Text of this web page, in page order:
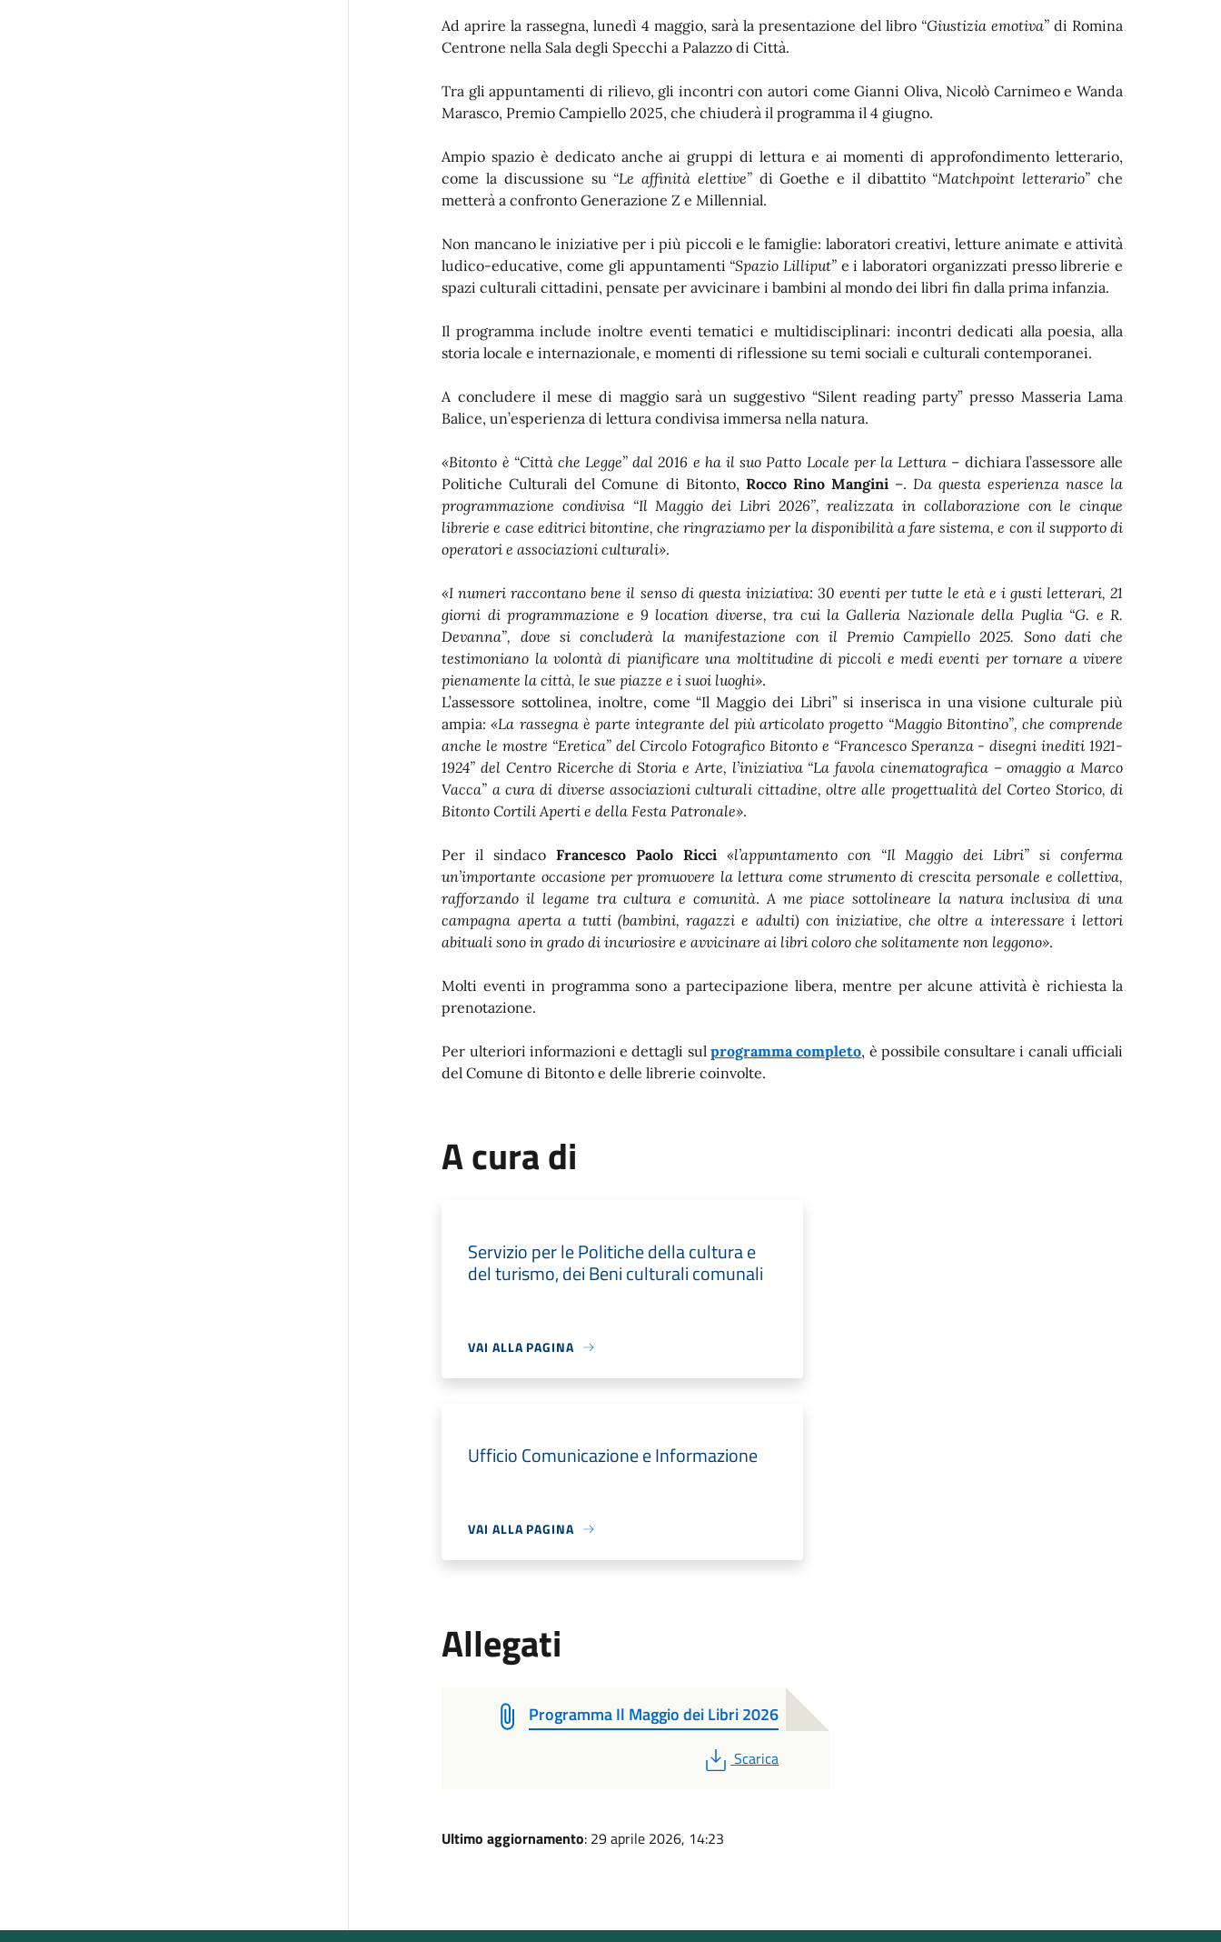
Ad aprire la rassegna, lunedì 4 maggio, sarà la presentazione del libro “Giustizia emotiva” di Romina
Centrone nella Sala degli Specchi a Palazzo di Città.
Tra gli appuntamenti di rilievo, gli incontri con autori come Gianni Oliva, Nicolò Carnimeo e Wanda
Marasco, Premio Campiello 2025, che chiuderà il programma il 4 giugno.
Ampio spazio è dedicato anche ai gruppi di lettura e ai momenti di approfondimento letterario,
come la discussione su “Le affinità elettive”di Goethe e il dibattito “Matchpoint letterario” che
metterà a confronto Generazione Z e Millennial.
Non mancano le iniziative per i più piccoli e le famiglie: laboratori creativi, letture animate e attività
ludico-educative, come gli appuntamenti “Spazio Lilliput”e i laboratori organizzati presso librerie e
spazi culturali cittadini, pensate per avvicinare i bambini al mondo dei libri fin dalla prima infanzia.
Il programma include inoltre eventi tematici e multidisciplinari: incontri dedicati alla poesia, alla
storia locale e internazionale, e momenti di riflessione su temi sociali e culturali contemporanei.
A concludere il mese di maggio sarà un suggestivo “Silent reading party” presso Masseria Lama
Balice, un’esperienza di lettura condivisa immersa nella natura.
«Bitonto è “Città che Legge” dal 2016 e ha il suo Patto Locale per la Lettura – dichiara l’assessore alle
Politiche Culturali del Comune di Bitonto, Rocco Rino Mangini–. Da questa esperienza nasce la
programmazione condivisa “Il Maggio dei Libri 2026”, realizzata in collaborazione con le cinque
librerie e case editrici bitontine, che ringraziamo per la disponibilità a fare sistema, e con il supporto di
operatori e associazioni culturali».
«I numeri raccontano bene il senso di questa iniziativa: 30 eventi per tutte le età e i gusti letterari, 21
giorni di programmazione e 9 location diverse, tra cui la Galleria Nazionale della Puglia “G. e R.
Devanna”, dove si concluderà la manifestazione con il Premio Campiello 2025. Sono dati che
testimoniano la volontà di pianificare una moltitudine di piccoli e medi eventi per tornare a vivere
pienamente la città, le sue piazze e i suoi luoghi».
L’assessore sottolinea, inoltre, come “Il Maggio dei Libri” si inserisca in una visione culturale più
ampia:«La rassegna è parte integrante del più articolato progetto “Maggio Bitontino”, che comprende
anche le mostre “Eretica” del Circolo Fotografico Bitonto e “Francesco Speranza - disegni inediti 1921-
1924” del Centro Ricerche di Storia e Arte, l’iniziativa “La favola cinematografica – omaggio a Marco
Vacca” a cura di diverse associazioni culturali cittadine, oltre alle progettualità del Corteo Storico, di
Bitonto Cortili Aperti e della Festa Patronale».
Per il sindacoFrancesco Paolo Ricci «l’appuntamento con “Il Maggio dei Libri” si conferma
un’importante occasione per promuovere la lettura come strumento di crescita personale e collettiva,
rafforzando il legame tra cultura e comunità.A me piace sottolineare la natura inclusiva di una
campagna aperta a tutti (bambini, ragazzi e adulti) con iniziative, che oltre a interessare i lettori
abituali sono in grado di incuriosire e avvicinare ai libri coloro che solitamente non leggono».
Molti eventi in programma sono a partecipazione libera, mentre per alcune attività è richiesta la
prenotazione.
Per ulteriori informazioni e dettagli sulprogramma completo, è possibile consultare i canali ufficiali
del Comune di Bitonto e delle librerie coinvolte.
A cura di
Servizio per le Politiche della cultura e
del turismo, dei Beni culturali comunali
VAI ALLA PAGINA
Ufficio Comunicazione e Informazione
VAI ALLA PAGINA
Allegati
Programma Il Maggio dei Libri 2026
PDF
Scarica
Ultimo aggiornamento: 29 aprile 2026, 14:23